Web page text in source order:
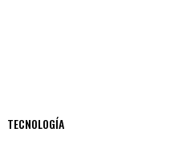
TECNOLOGÍA